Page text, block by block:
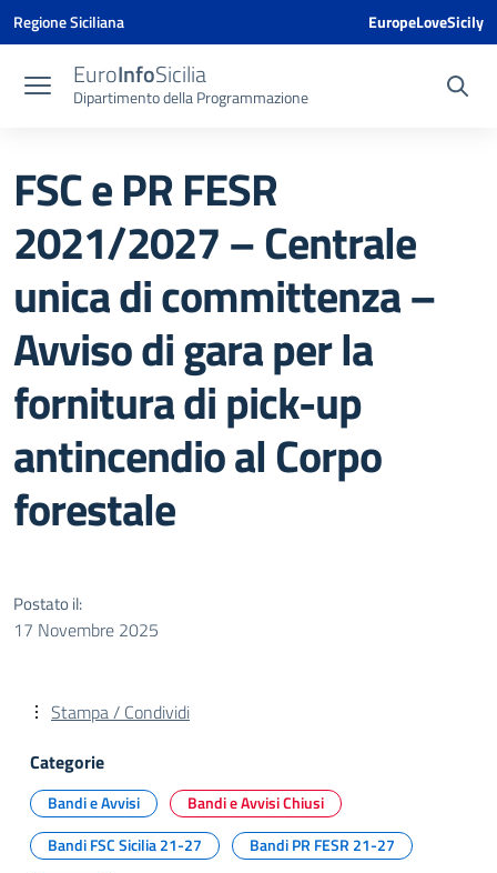
Vai ai contenuti
Vai al menu di navigazione
Vai al footer
Vai al banner delle Cookie Policy
Regione Siciliana EuropeLoveSicily
EuroInfoSicilia
Dipartimento della Programmazione
FSC e PR FESR
2021/2027 – Centrale
unica di committenza –
Avviso di gara per la
fornitura di pick-up
antincendio al Corpo
forestale
Postato il:
17 Novembre 2025
Stampa / Condividi
Categorie
Bandi e Avvisi
Bandi e Avvisi Chiusi
Bandi FSC Sicilia 21-27
Bandi PR FESR 21-27